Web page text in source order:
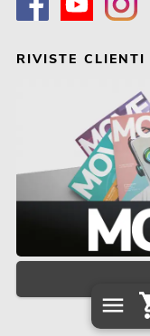
RIVISTE CLIENTI